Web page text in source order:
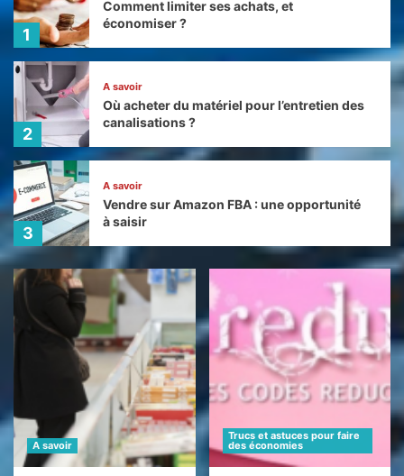
1
Comment limiter ses achats, et
économiser ?
2
A savoir
Où acheter du matériel pour l’entretien des
canalisations ?
3
A savoir
Vendre sur Amazon FBA : une opportunité
à saisir
Acheter moins cher
Comment obtenir un vélo pour pas cher ?
A savoir
Adoptez les baskets pour rester fashion
A savoir
Trucs et astuces pour faire
des économies